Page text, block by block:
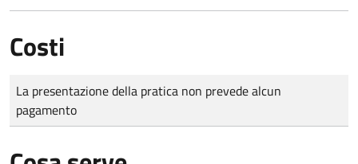
Costi
Tipo di pagamento
Importo
La presentazione della pratica non prevede alcun
pagamento